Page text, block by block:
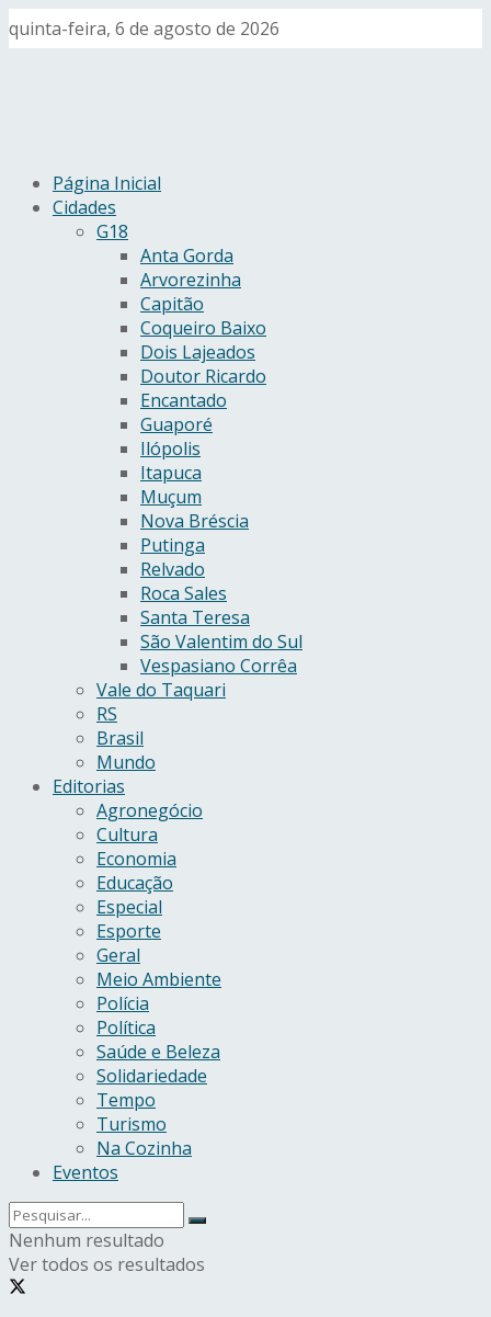
quinta-feira, 6 de agosto de 2026
Página Inicial
Cidades
G18
Anta Gorda
Arvorezinha
Capitão
Coqueiro Baixo
Dois Lajeados
Doutor Ricardo
Encantado
Guaporé
Ilópolis
Itapuca
Muçum
Nova Bréscia
Putinga
Relvado
Roca Sales
Santa Teresa
São Valentim do Sul
Vespasiano Corrêa
Vale do Taquari
RS
Brasil
Mundo
Editorias
Agronegócio
Cultura
Economia
Educação
Especial
Esporte
Geral
Meio Ambiente
Polícia
Política
Saúde e Beleza
Solidariedade
Tempo
Turismo
Na Cozinha
Eventos
Nenhum resultado
Ver todos os resultados